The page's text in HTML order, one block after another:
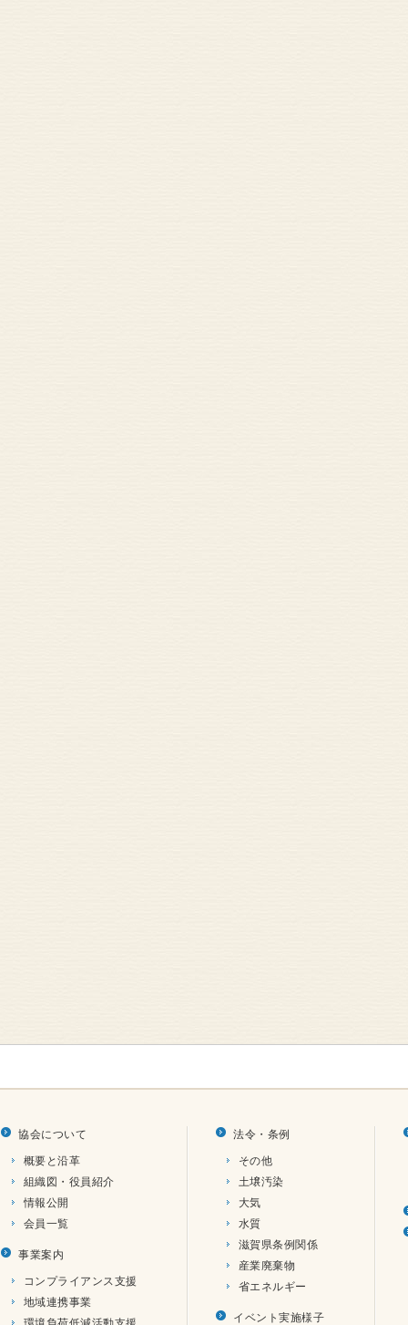
協会について
概要と沿革
組織図・役員紹介
情報公開
会員一覧
事業案内
コンプライアンス支援
地域連携事業
法令・条例
その他
土壌汚染
大気
水質
滋賀県条例関係
産業廃棄物
省エネルギー
イベント実施様子